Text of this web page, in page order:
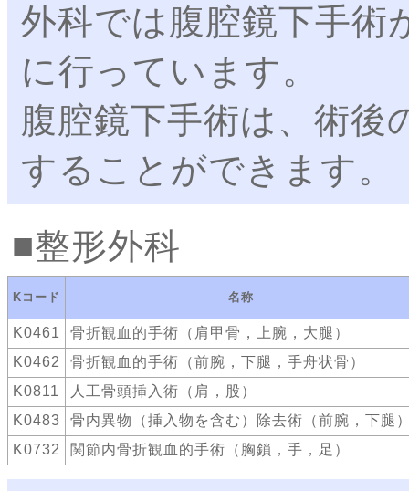
外科では腹腔鏡下手術
に行っています。
腹腔鏡下手術は、術後
することができます。
整形外科
Kコード 名称
K0461
骨折観血的手術（肩甲骨，上腕，大腿）
K0462
骨折観血的手術（前腕，下腿，手舟状骨）
K0811
人工骨頭挿入術（肩，股）
K0483
骨内異物（挿入物を含む）除去術（前腕，下腿
K0732
関節内骨折観血的手術（胸鎖，手，足）